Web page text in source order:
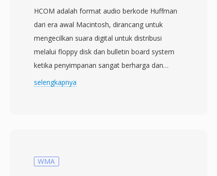
HCOM adalah format audio berkode Huffman
dari era awal Macintosh, dirancang untuk
mengecilkan suara digital untuk distribusi
melalui floppy disk dan bulletin board system
ketika penyimpanan sangat berharga dan
modem masih lambat. Encoder mengambil
adalah tipikal untuk rekaman ucapan,
selengkapnya
WMA